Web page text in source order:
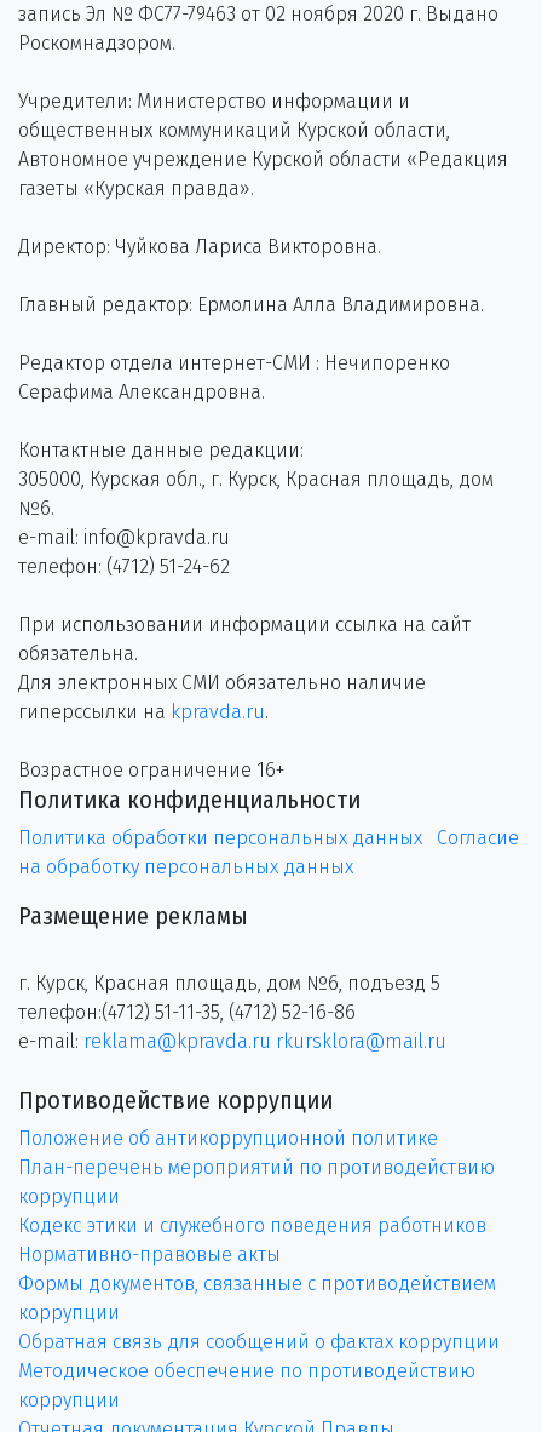
запись Эл № ФС77-79463 от 02 ноября 2020 г. Выдано
Роскомнадзором.
Учредители: Министерство информации и
общественных коммуникаций Курской области,
Автономное учреждение Курской области «Редакция
газеты «Курская правда».
Директор: Чуйкова Лариса Викторовна.
Главный редактор: Ермолина Алла Владимировна.
Редактор отдела интернет-СМИ : Нечипоренко
Серафима Александровна.
Контактные данные редакции:
305000, Курская обл., г. Курск, Красная площадь, дом
№6.
e-mail: info@kpravda.ru
телефон: (4712) 51-24-62
При использовании информации ссылка на сайт
обязательна.
Для электронных СМИ обязательно наличие
гиперссылки на kpravda.ru.
Возрастное ограничение 16+
Политика конфиденциальности
Политика обработки персональных данных
Согласие
на обработку персональных данных
Размещение рекламы
г. Курск, Красная площадь, дом №6, подъезд 5
телефон:(4712) 51-11-35, (4712) 52-16-86
e-mail: reklama@kpravda.ru rkursklora@mail.ru
Противодействие коррупции
Положение об антикоррупционной политике
План-перечень мероприятий по противодействию
коррупции
Кодекс этики и служебного поведения работников
Нормативно-правовые акты
Формы документов, связанные с противодействием
коррупции
Обратная связь для сообщений о фактах коррупции
Методическое обеспечение по противодействию
коррупции